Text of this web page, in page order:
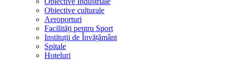
Obiective culturale
Aeroporturi
Facilități pentru Sport
Instituții de Învățământ
Spitale
Hoteluri